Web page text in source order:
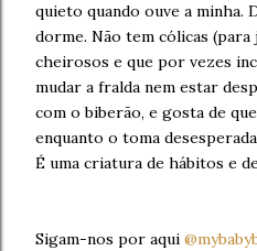
quieto quando ouve a minha.
dorme. Não tem cólicas (para
cheirosos e que por vezes
mudar a fralda nem estar
com o biberão, e gosta de
enquanto o toma
É uma criatura de hábitos e
Sigam-nos por aqui